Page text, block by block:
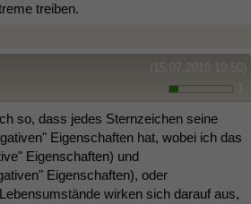
treiben.
(15.07.2018 10:50)
so, dass jedes Sternzeichen seine
Eigenschaften hat, wobei ich das
Eigenschaften) und
Eigenschaften), oder
wirken sich darauf aus,